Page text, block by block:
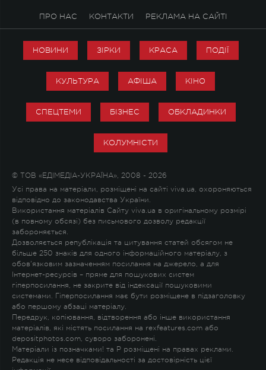
ПРО НАС КОНТАКТИ РЕКЛАМА НА САЙТІ
НОВИНИ ЗІРКИ КРАСА ПОДІЇ
КУЛЬТУРА АФІША КІНО
СПЕЦТЕМИ БІЗНЕС ОБКЛАДИНКИ
КОЛУМНІСТИ
© ТОВ «ЕДІМЕДІА-УКРАЇНА», 2008 - 2026
Усі права на матеріали, розміщені на сайті viva.ua, охороняються
відповідно до законодавства України.
Використання матеріалів Сайту viva.ua в оригінальному розмірі
(в повному обсязі) без письмового дозволу редакції
забороняється.
Дозволяється републікація та цитування статей обсягом не
більше 250 знаків для одного інформаційного матеріалу, з
обов'язковим зазначенням посилання на джерело, а для
Інтернет-ресурсів – пряме для пошукових систем
гіперпосилання, не закрите від індексації пошуковими
системами. Гіперпосилання має бути розміщене в підзаголовку
або першому абзаці матеріалу.
Передрук, копіювання, відтворення або інше використання
матеріалів, які містять посилання на rexfeatures.com або
depositphotos.com, суворо заборонені.
Матеріали із позначками! та P розміщені на правах реклами.
Редакція не несе відповідальності за достовірність цієї